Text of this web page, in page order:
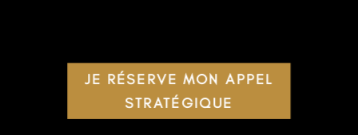
JE RÉSERVE MON APPEL
STRATÉGIQUE